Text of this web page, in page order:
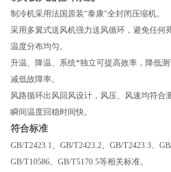
制冷机采用法国原装“泰康"全封闭压缩机。
采用多翼式送风机强力送风循环，避免任何
温度分布均匀。
升温、降温、系统*独立可提高效率，降低测
减低故障率。
风路循环出风回风设计，风压、风速均符合
瞬间温度回稳时间快。
符合标准
GB/T2423.1
、GB/T2423.2、GB/T2423.3、
GB/T10586、GB/T5170.5等相关标准。